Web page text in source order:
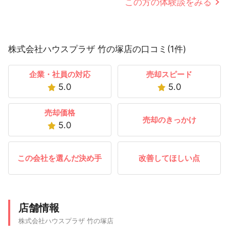
この方の体験談をみる
株式会社ハウスプラザ 竹の塚店の口コミ(1件)
企業・社員の対応
5.0
売却スピード
5.0
売却価格
5.0
売却のきっかけ
この会社を選んだ決め手 改善してほしい点
店舗情報
株式会社ハウスプラザ 竹の塚店